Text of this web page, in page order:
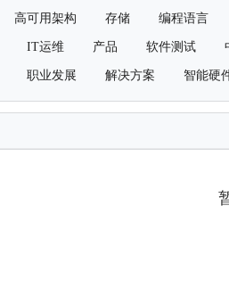
高可用架构 存储 编程语言
IT运维 产品 软件测试
职业发展 解决方案 智能硬